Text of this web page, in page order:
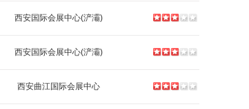
西安国际会展中心(浐灞)
西安国际会展中心(浐灞)
西安曲江国际会展中心